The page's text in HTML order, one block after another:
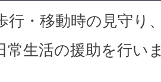
行・移動時の見守り、
常生活の援助を行いま